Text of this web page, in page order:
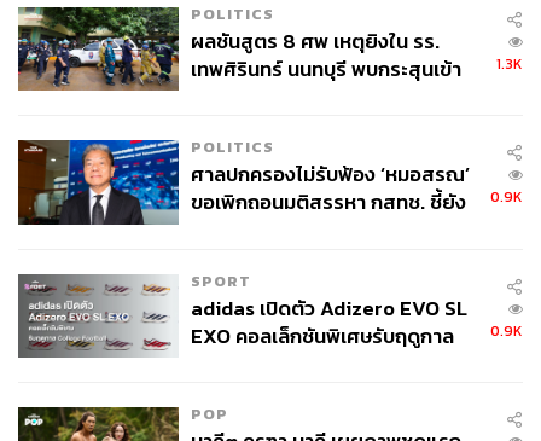
POLITICS
ผลชันสูตร 8 ศพ เหตุยิงใน รร.
เทพศิรินทร์ นนทบุรี พบกระสุนเข้า
1.3K
POLITICS
ศาลปกครองไม่รับฟ้อง ‘หมอสรณ’
ขอเพิกถอนมติสรรหา กสทช. ชี้ยัง
0.9K
SPORT
adidas เปิดตัว Adizero EVO SL
EXO คอลเล็กชันพิเศษรับฤดูกาล
0.9K
POP